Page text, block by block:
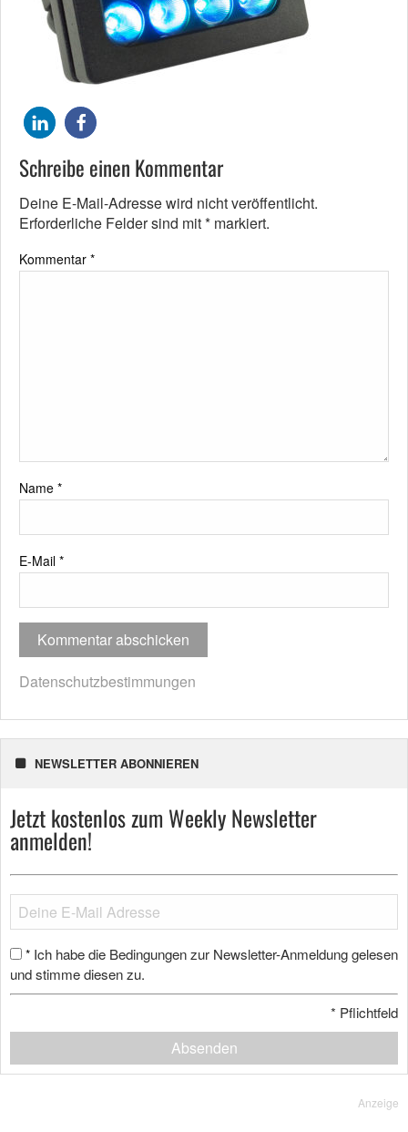
Schreibe einen Kommentar
Deine E-Mail-Adresse wird nicht veröffentlicht.
Erforderliche Felder sind mit* markiert.
Kommentar *
Name *
E-Mail *
Datenschutzbestimmungen
NEWSLETTER ABONNIEREN
Jetzt kostenlos zum Weekly Newsletter
anmelden!
* Ich habe die Bedingungen zur Newsletter-Anmeldung gelesen
und stimme diesen zu.
* Pflichtfeld
Absenden
Anzeige